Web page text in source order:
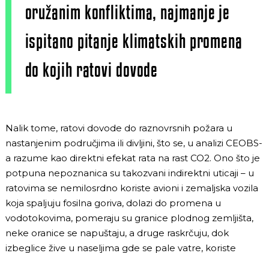
oružanim konfliktima, najmanje je
ispitano pitanje klimatskih promena
do kojih ratovi dovode
Nalik tome, ratovi dovode do raznovrsnih požara u
nastanjenim područjima ili divljini, što se, u analizi CEOBS-
a razume kao direktni efekat rata na rast CO2. Ono što je
potpuna nepoznanica su takozvani indirektni uticaji – u
ratovima se nemilosrdno koriste avioni i zemaljska vozila
koja spaljuju fosilna goriva, dolazi do promena u
vodotokovima, pomeraju su granice plodnog zemljišta,
neke oranice se napuštaju, a druge raskrčuju, dok
izbeglice žive u naseljima gde se pale vatre, koriste